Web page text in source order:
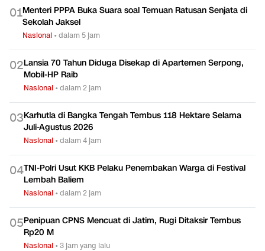
01Menteri PPPA Buka Suara soal Temuan Ratusan Senjata di
Sekolah Jaksel
Nasional •dalam 5 jam
02Lansia 70 Tahun Diduga Disekap di Apartemen Serpong,
Mobil-HP Raib
Nasional •dalam 2 jam
03Karhutla di Bangka Tengah Tembus 118 Hektare Selama
Juli-Agustus 2026
Nasional •dalam 4 jam
04TNI-Polri Usut KKB Pelaku Penembakan Warga di Festival
Lembah Baliem
Nasional •dalam 2 jam
05Penipuan CPNS Mencuat di Jatim, Rugi Ditaksir Tembus
Rp20 M
Nasional •3 jam yang lalu